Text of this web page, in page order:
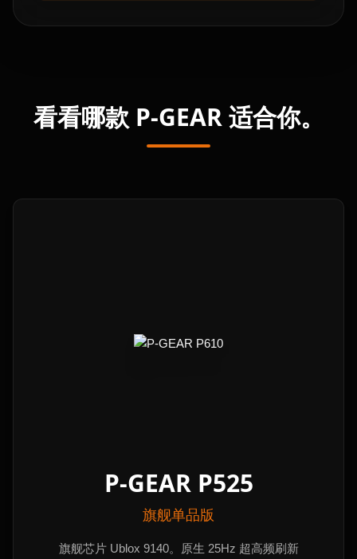
看看哪款 P-GEAR 适合你。
P-GEAR P525
旗舰单品版
旗舰芯片 Ublox 9140。原生 25Hz 超高频刷新